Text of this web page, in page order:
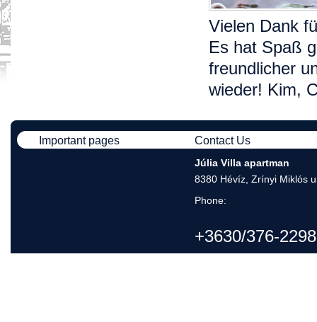
Vielen Dank
Es hat Spaß
freundlicher
wieder! Kim,
Important pages Contact Us
Júlia Villa apartman
8380 Hévíz, Zrínyi Miklós
Phone:
+3630/376-2298